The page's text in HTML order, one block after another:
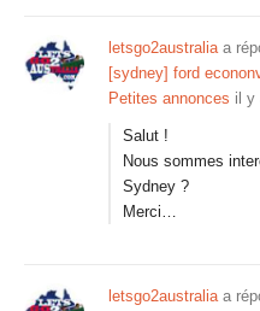
letsgo2australiaa
[sydney] ford
Petites annonces il y
Salut !
Nous sommes
Sydney ?
Merci…
letsgo2australiaa